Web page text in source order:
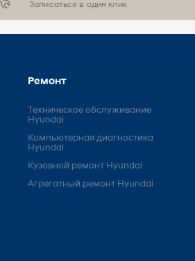
Записаться в один клик
Ремонт
Техническое обслуживание
Hyundai
Компьютерная диагностика
Hyundai
Кузовной ремонт Hyundai
Агрегатный ремонт Hyundai